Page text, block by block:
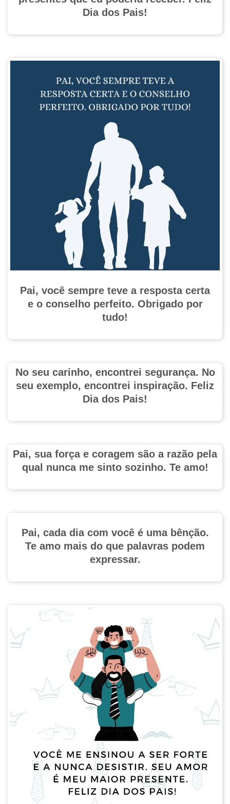
Dia dos Pais!
Pai, você sempre teve a resposta certa
e o conselho perfeito. Obrigado por
tudo!
No seu carinho, encontrei segurança. No
seu exemplo, encontrei inspiração. Feliz
Dia dos Pais!
Pai, sua força e coragem são a razão pela
qual nunca me sinto sozinho. Te amo!
Pai, cada dia com você é uma bênção.
Te amo mais do que palavras podem
expressar.